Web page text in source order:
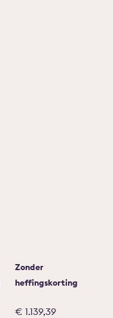
Zonder
heffingskorting
€ 1.139,39